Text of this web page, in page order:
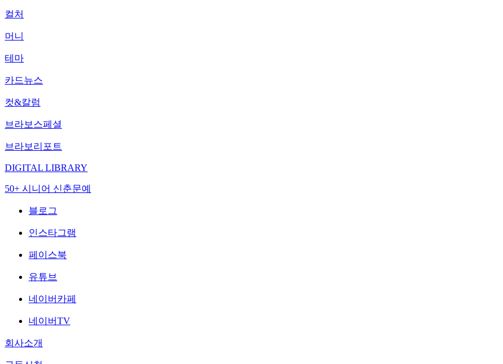
컬처
머니
테마
카드뉴스
컷&칼럼
브라보스페셜
브라보리포트
DIGITAL LIBRARY
50+ 시니어 신춘문예
블로그
인스타그램
페이스북
유튜브
네이버카페
네이버TV
회사소개